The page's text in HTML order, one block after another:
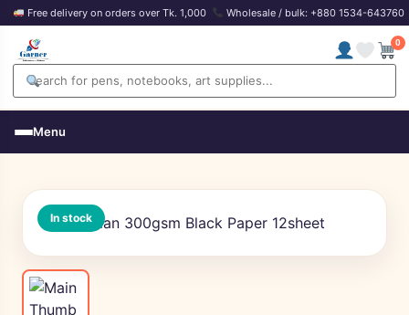
Free delivery on orders over Tk. 1,000 Wholesale / bulk: +880 1534-643760
0
Menu
In stock